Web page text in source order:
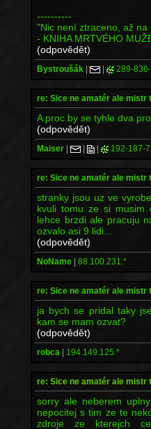
----------
"Nic není ztraceno, až na
- KNIHA MRTVÉHO
(odpovědět)
Bystroušák | | 289-
re: Sice ne amatér ale mistr
A proc by se tyhle dva
(odpovědět)
Maiser | | | 192-187-
re: Sice ne amatér ale mistr
stranky jsou uz ve
kvuli tomu ze si musim
lehce brzdi ale pracuju
ozvalo asi 9 lidi...
(odpovědět)
NoName | 88.100.231.*
re: Sice ne amatér ale mistr
ja bych se pridal taky
kam se mam ozvat?
(odpovědět)
robca | 194.149.125.*
re: Sice ne amatér ale mistr
sorry ale neberem
nepocitej s tim ze te
zdroje ze kterejch